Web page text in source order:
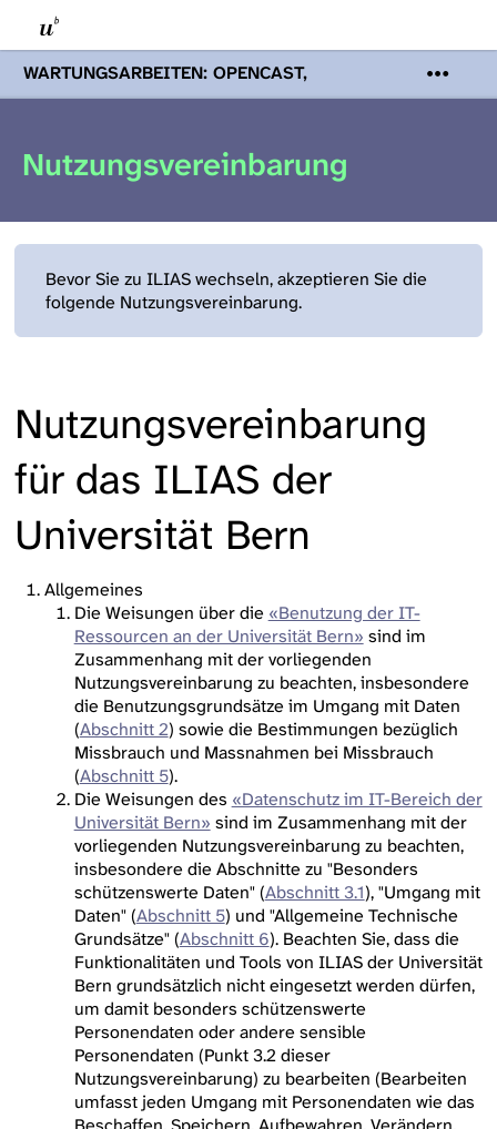
WARTUNGSARBEITEN: OPENCAST,
PODCASTS & TOBIRA
Mi 19. August
Servern werden Ihnen Podcasts,
Opencast-Videos und Tobira nicht zur
Nutzungsvereinbarung
Bevor Sie zu ILIAS wechseln, akzeptieren Sie die
folgende Nutzungsvereinbarung.
Nutzungsvereinbarung
für das ILIAS der
Universität Bern
Allgemeines
Die Weisungen über die «Benutzung der IT-
Ressourcen an der Universität Bern» sind im
Zusammenhang mit der vorliegenden
Nutzungsvereinbarung zu beachten, insbesondere
die Benutzungsgrundsätze im Umgang mit Daten
(Abschnitt 2) sowie die Bestimmungen bezüglich
Missbrauch und Massnahmen bei Missbrauch
(Abschnitt 5).
Die Weisungen des «Datenschutz im IT-Bereich der
Universität Bern» sind im Zusammenhang mit der
vorliegenden Nutzungsvereinbarung zu beachten,
insbesondere die Abschnitte zu "Besonders
schützenswerte Daten" (Abschnitt 3.1), "Umgang mit
Daten" (Abschnitt 5) und "Allgemeine Technische
Grundsätze" (Abschnitt 6). Beachten Sie, dass die
Funktionalitäten und Tools von ILIAS der Universität
Bern grundsätzlich nicht eingesetzt werden dürfen,
um damit besonders schützenswerte
Personendaten oder andere sensible
Personendaten (Punkt 3.2 dieser
Nutzungsvereinbarung) zu bearbeiten (Bearbeiten
umfasst jeden Umgang mit Personendaten wie das